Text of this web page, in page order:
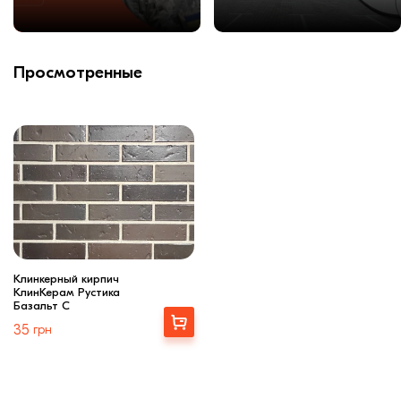
Просмотренные
Клинкерный кирпич
КлинКерам Рустика
Базальт C
35 грн
Купити